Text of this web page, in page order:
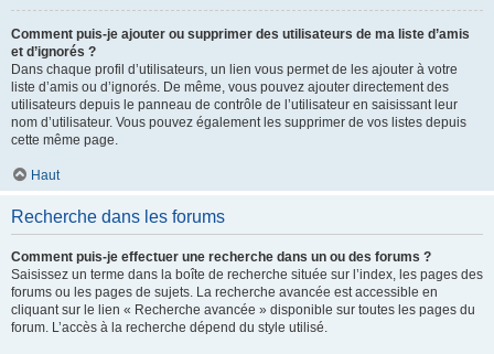
Comment puis-je ajouter ou supprimer des utilisateurs de ma liste d’amis
et d’ignorés ?
Dans chaque profil d’utilisateurs, un lien vous permet de les ajouter à votre
liste d’amis ou d’ignorés. De même, vous pouvez ajouter directement des
utilisateurs depuis le panneau de contrôle de l’utilisateur en saisissant leur
nom d’utilisateur. Vous pouvez également les supprimer de vos listes depuis
cette même page.
Haut
Recherche dans les forums
Comment puis-je effectuer une recherche dans un ou des forums ?
Saisissez un terme dans la boîte de recherche située sur l’index, les pages des
forums ou les pages de sujets. La recherche avancée est accessible en
cliquant sur le lien « Recherche avancée » disponible sur toutes les pages du
forum. L’accès à la recherche dépend du style utilisé.